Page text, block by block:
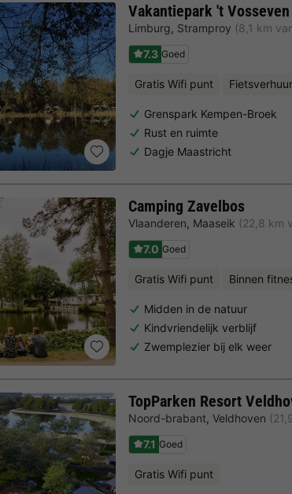
Vakantiepark 't Vosseven
Limburg, Stramproy (8,1 km
7.3 Goed
Gratis Wifi punt Fietsverhuur
Grenspark Kempen-Broek
Rust en ruimte
Dagje Maastricht
Camping Zavelbos
Vlaanderen, Maaseik (22,8 km
7.0 Goed
Gratis Wifi punt Binnen
Midden in de natuur
Kindvriendelijk verblijf
Zwemplezier bij elk weer
TopParken Resort
Noord-brabant, Veldhoven
7.1 Goed
Gratis Wifi punt